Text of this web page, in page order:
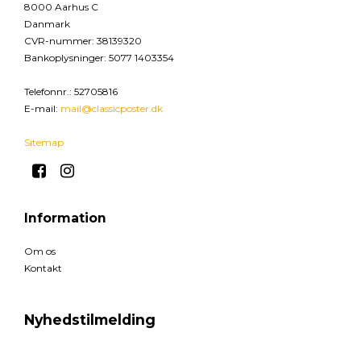
8000 Aarhus C
Danmark
CVR-nummer: 38139320
Bankoplysninger: 5077 1403354
Telefonnr.: 52705816
E-mail: mail@classicposter.dk
Sitemap
Information
Om os
Kontakt
Nyhedstilmelding